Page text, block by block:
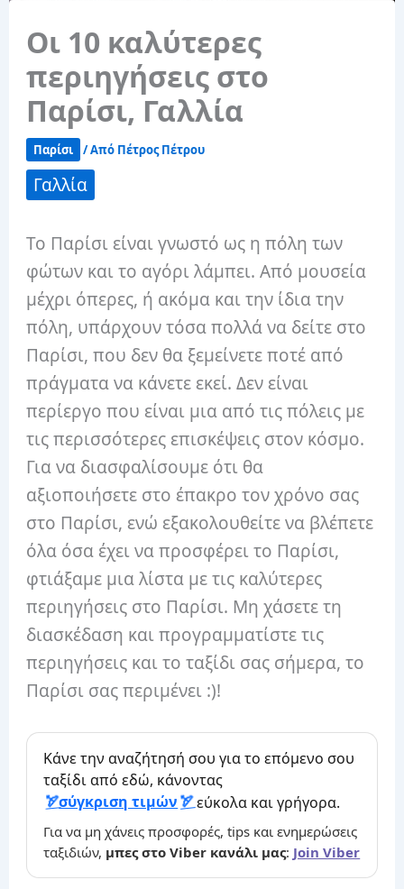
Οι 10 καλύτερες
περιηγήσεις στο
Παρίσι, Γαλλία
Παρίσι / Από Πέτρος Πέτρου
Γαλλία
Το Παρίσι είναι γνωστό ως η πόλη των
φώτων και το αγόρι λάμπει. Από μουσεία
μέχρι όπερες, ή ακόμα και την ίδια την
πόλη, υπάρχουν τόσα πολλά να δείτε στο
Παρίσι, που δεν θα ξεμείνετε ποτέ από
πράγματα να κάνετε εκεί. Δεν είναι
περίεργο που είναι μια από τις πόλεις με
τις περισσότερες επισκέψεις στον κόσμο.
Για να διασφαλίσουμε ότι θα
αξιοποιήσετε στο έπακρο τον χρόνο σας
στο Παρίσι, ενώ εξακολουθείτε να βλέπετε
όλα όσα έχει να προσφέρει το Παρίσι,
φτιάξαμε μια λίστα με τις καλύτερες
περιηγήσεις στο Παρίσι. Μη χάσετε τη
διασκέδαση και προγραμματίστε τις
περιηγήσεις και το ταξίδι σας σήμερα, το
Παρίσι σας περιμένει :)!
Κάνε την αναζήτησή σου για το επόμενο σου
ταξίδι από εδώ, κάνοντας
σύγκριση τιμών
εύκολα και γρήγορα.
Για να μη χάνεις προσφορές, tips και ενημερώσεις
ταξιδιών, μπες στο Viber κανάλι μας: Join Viber